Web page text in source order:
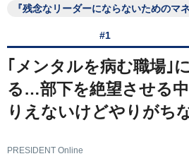
『残念なリーダーにならないためのマ
#1
｢メンタルを病む職場｣
る…部下を絶望させる
りえないけどやりがち
PRESIDENT Online